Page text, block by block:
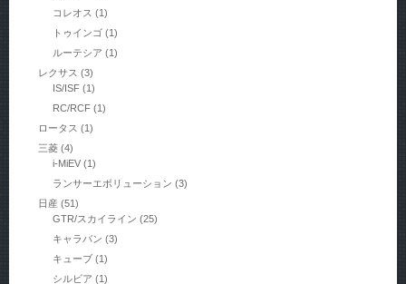
コレオス (1)
トゥインゴ (1)
ルーテシア (1)
レクサス (3)
IS/ISF (1)
RC/RCF (1)
ロータス (1)
三菱(4)
i-MiEV (1)
ランサーエボリューション (3)
日産 (51)
GTR/スカイライン (25)
キャラバン (3)
キューブ (1)
シルビア (1)